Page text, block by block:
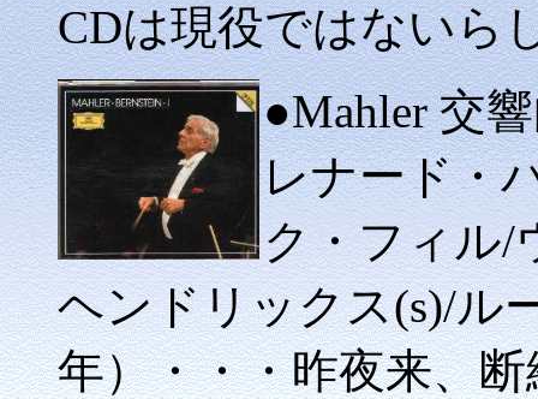
CDは現役ではないら
●Mahler 交
レナード・
ク・フィル/
ヘンドリックス(s)/ル
年）・・・昨夜来、